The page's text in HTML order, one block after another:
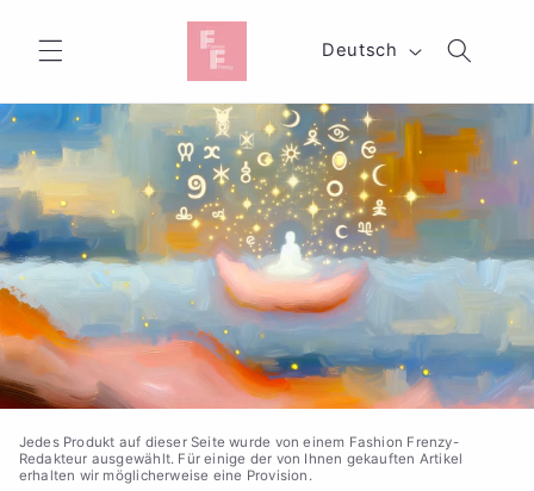
Inhalt
S
r
a
c
h
e
Deutsch
Jedes Produkt auf dieser Seite wurde von einem Fashion Frenzy-
Redakteur ausgewählt. Für einige der von Ihnen gekauften Artikel
erhalten wir möglicherweise eine Provision.